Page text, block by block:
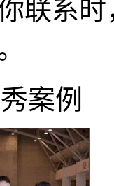
联系
案例